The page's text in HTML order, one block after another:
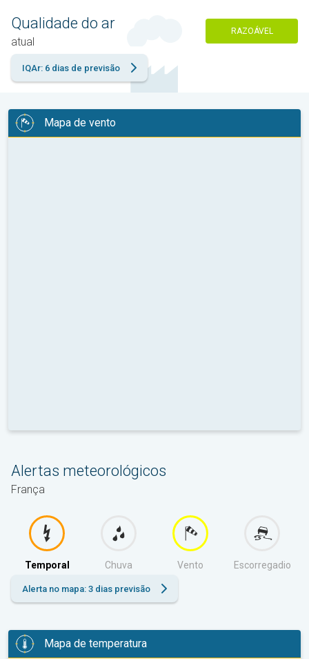
Qualidade do ar
atual
RAZOÁVEL
IQAr: 6 dias de previsão
Mapa de vento
Alertas meteorológicos
França
Temporal Chuva Vento Escorregadio
Alerta no mapa: 3 dias previsão
Mapa de temperatura